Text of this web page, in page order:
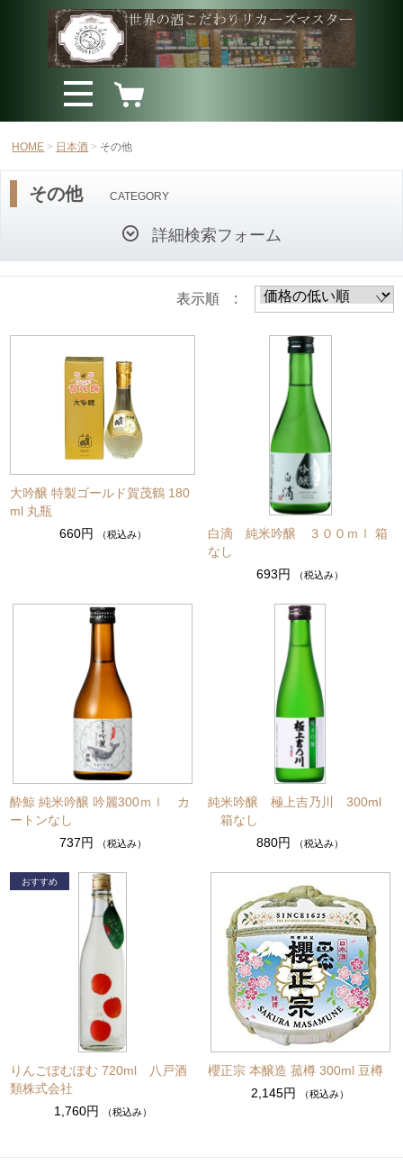
HOME 日本酒 その他
その他 CATEGORY
詳細検索フォーム
表示順 :
大吟醸 特製ゴールド賀茂鶴 180
ml 丸瓶
660円
（税込み）
白滴 純米吟醸 ３００ｍｌ 箱
なし
693円
（税込み）
酔鯨 純米吟醸 吟麗300ｍｌ カ
ートンなし
737円
（税込み）
純米吟醸 極上吉乃川 300ml
箱なし
880円
（税込み）
りんごぽむぽむ 720ml 八戸酒
類株式会社
1,760円
（税込み）
櫻正宗 本醸造 菰樽 300ml 豆樽
2,145円
（税込み）